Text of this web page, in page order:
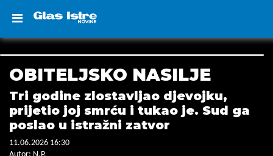
OBITELJSKO NASILJE
Tri godine zlostavljao djevojku,
prijetio joj smrću i tukao je. Sud ga
poslao u istražni zatvor
11.06.2026 16:30